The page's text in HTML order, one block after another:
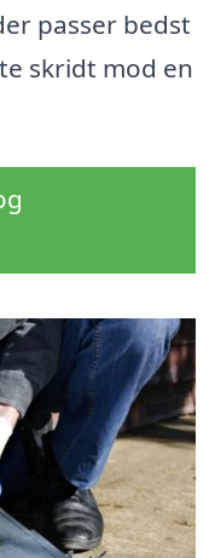
passer bedst
skridt mod en